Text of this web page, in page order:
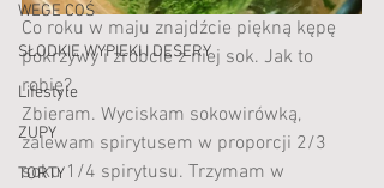
WEGE COŚ
SŁODKIE WYPIEKI I DESERY
Lifestyle
ZUPY
TORTY
Co roku w maju znajdźcie piękną kępę
pokrzywy i zrobcie z niej sok. Jak to
robię?
Zbieram. Wyciskam sokowirówką,
zalewam spirytusem w proporcji 2/3
soku 1/4 spirytusu. Trzymam w